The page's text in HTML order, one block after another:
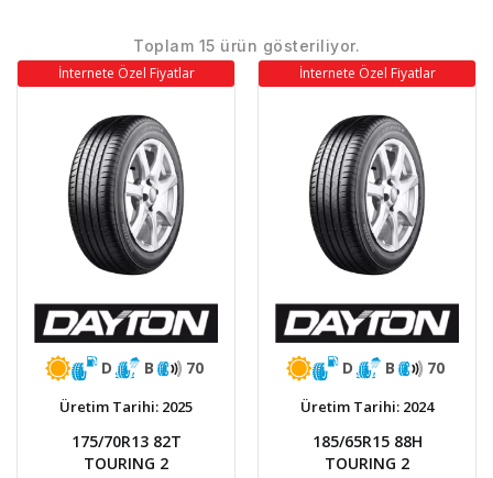
Toplam 15 ürün gösteriliyor.
İnternete Özel Fiyatlar
D B 70
Üretim Tarihi: 2025
175/70R13 82T
TOURING 2
İnternete Özel Fiyatlar
D B 70
Üretim Tarihi: 2024
185/65R15 88H
TOURING 2